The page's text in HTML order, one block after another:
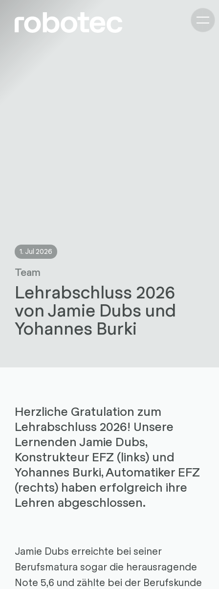
1. Jul 2026
Team
Lehrabschluss 2026
von Jamie Dubs und
Yohannes Burki
Herzliche Gratulation zum
Lehrabschluss 2026! Unsere
Lernenden Jamie Dubs,
Konstrukteur EFZ (links) und
Yohannes Burki, Automatiker EFZ
(rechts) haben erfolgreich ihre
Lehren abgeschlossen.
Jamie Dubs erreichte bei seiner
Berufsmatura sogar die herausragende
Note 5,6 und zählte bei der Berufskunde